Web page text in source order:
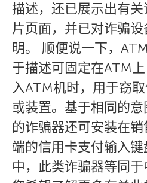
描述，还已展示出有
片页面，并已对诈骗
明。 顺便说一下，
于描述可固定在ATM
入ATM机时，用于窃
或装置。基于相同的
的诈骗器还可安装在
端的信用卡支付输入
中，此类诈骗器等同